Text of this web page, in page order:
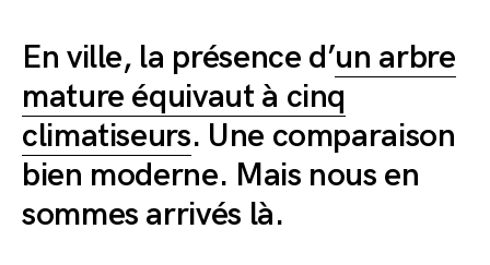
En ville, la présence d’un arbre
mature équivaut à cinq
climatiseurs. Une comparaison
bien moderne. Mais nous en
sommes arrivés là.